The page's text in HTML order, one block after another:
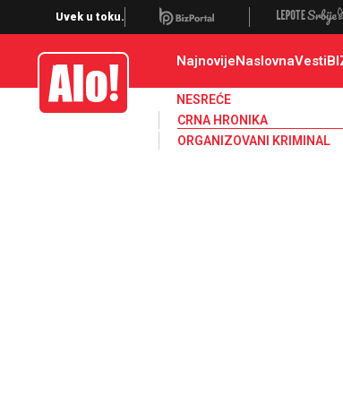
Crna hronika, smrt, ubistvo, likvidacija, krađa, pljačka,
Uvek u toku.
Alo NajnovijeNaslovnaVesti
NESREĆE
CRNA HRONIKA
ORGANIZOVANI KRIMINAL